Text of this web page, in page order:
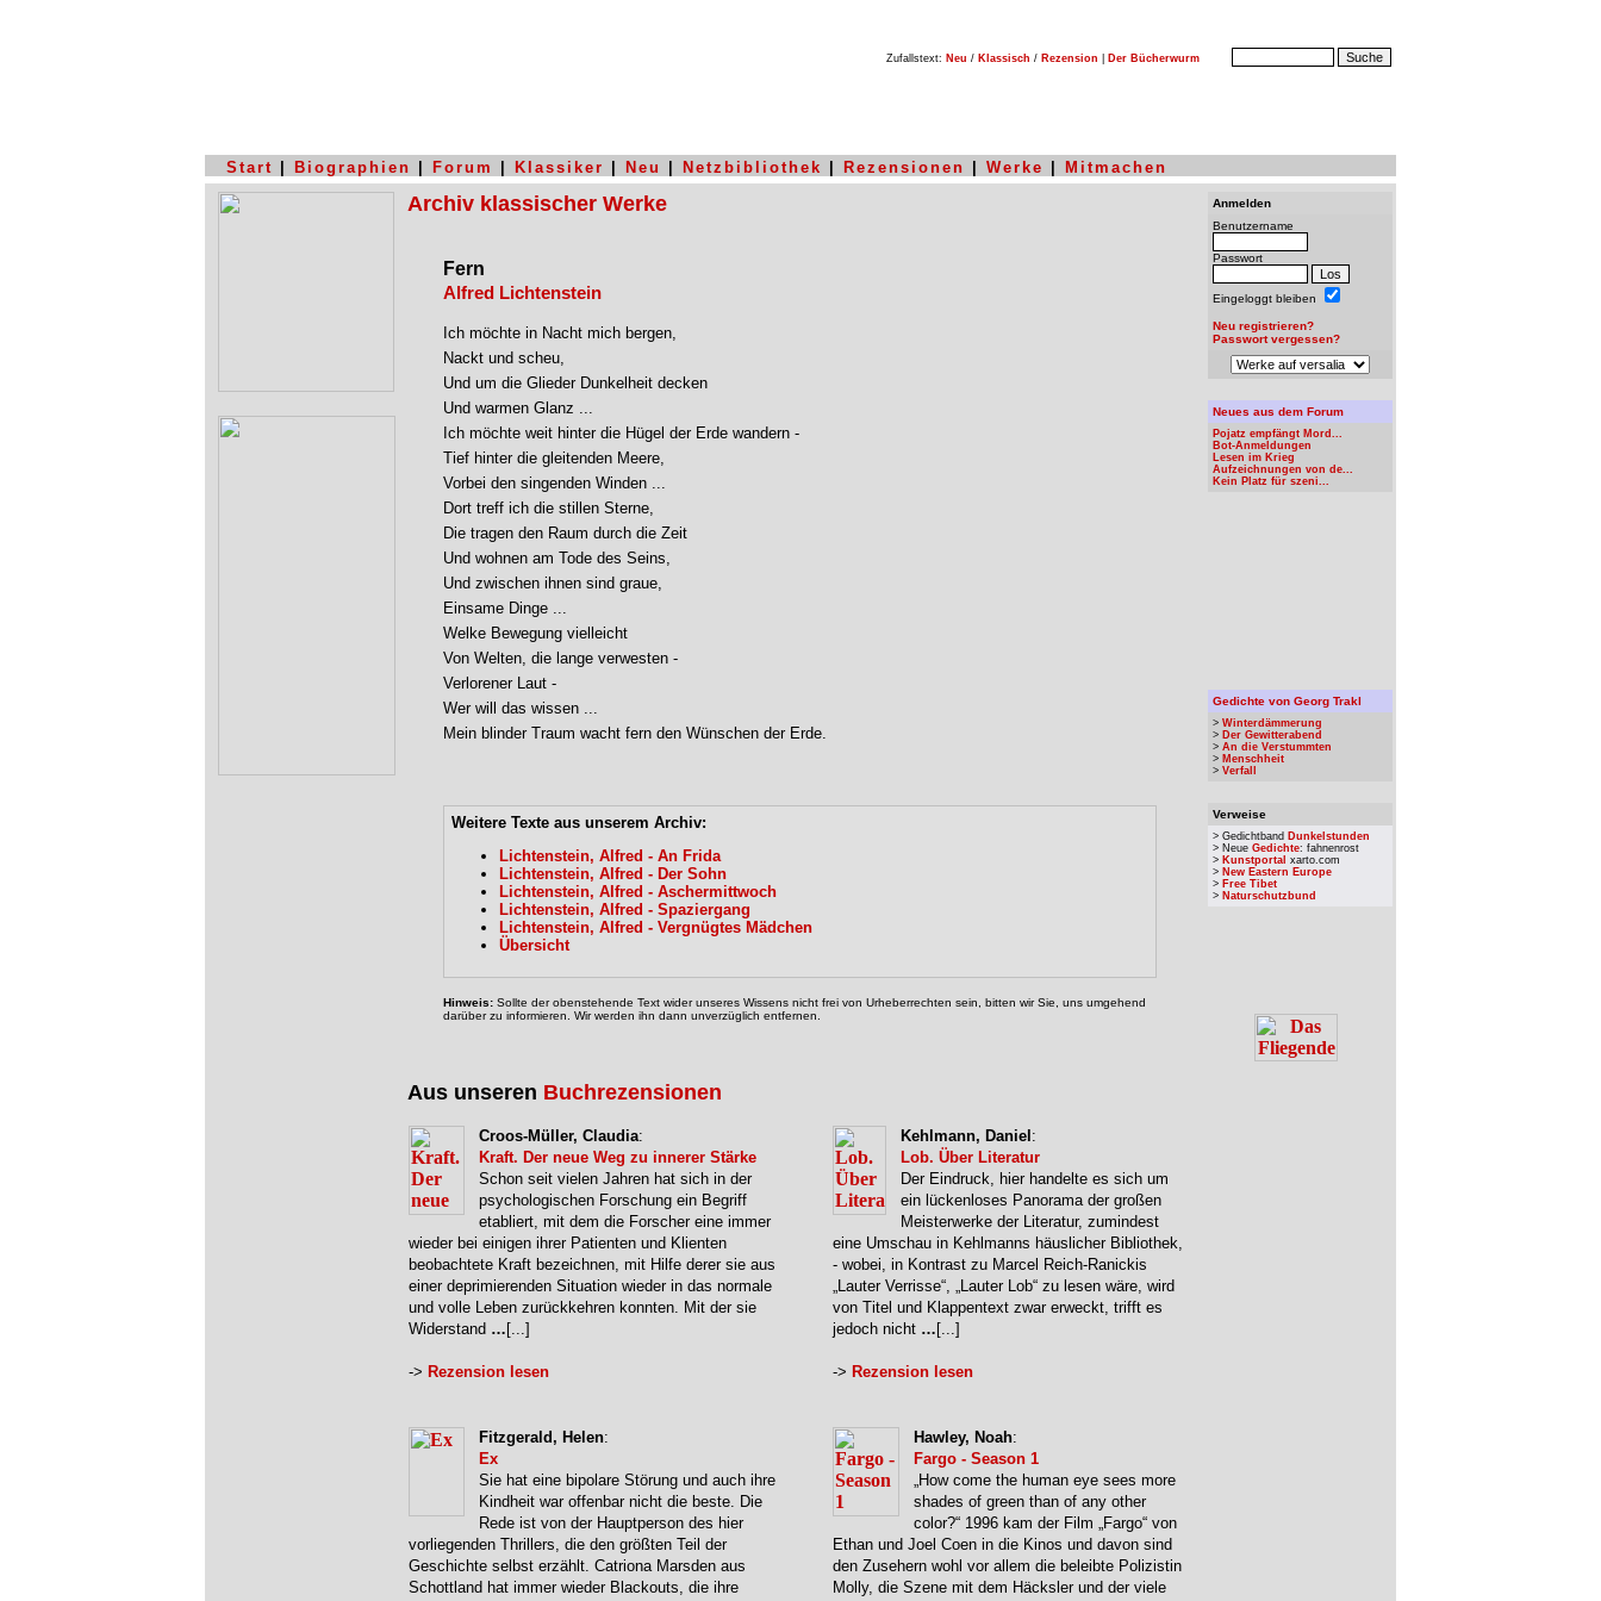
Zufallstext: Neu / Klassisch / Rezension Der Bücherwurm
Start Biographien Forum Klassiker Neu Netzbibliothek Rezensionen Werke Mitmachen
Archiv klassischer Werke
Fern
Alfred Lichtenstein
Ich möchte in Nacht mich bergen,
Nackt und scheu,
Und um die Glieder Dunkelheit decken
Und warmen Glanz ...
Ich möchte weit hinter die Hügel der Erde wandern -
Tief hinter die gleitenden Meere,
Vorbei den singenden Winden ...
Dort treff ich die stillen Sterne,
Die tragen den Raum durch die Zeit
Und wohnen am Tode des Seins,
Und zwischen ihnen sind graue,
Einsame Dinge ...
Welke Bewegung vielleicht
Von Welten, die lange verwesten -
Verlorener Laut -
Wer will das wissen ...
Mein blinder Traum wacht fern den Wünschen der Erde.
Weitere Texte aus unserem Archiv:
Lichtenstein, Alfred - An Frida
Lichtenstein, Alfred - Der Sohn
Lichtenstein, Alfred - Aschermittwoch
Lichtenstein, Alfred - Spaziergang
Lichtenstein, Alfred - Vergnügtes Mädchen
Übersicht
Hinweis: Sollte der obenstehende Text wider unseres Wissens nicht frei von Urheberrechten sein, bitten wir Sie, uns umgehend
darüber zu informieren. Wir werden ihn dann unverzüglich entfernen.
Aus unseren Buchrezensionen
Croos-Müller, Claudia:
Kraft. Der neue Weg zu innerer Stärke
Schon seit vielen Jahren hat sich in der
psychologischen Forschung ein Begriff
etabliert, mit dem die Forscher eine immer
wieder bei einigen ihrer Patienten und Klienten
beobachtete Kraft bezeichnen, mit Hilfe derer sie aus
einer deprimierenden Situation wieder in das normale
und volle Leben zurückkehren konnten. Mit der sie
Widerstand … [...]
-> Rezension lesen
Kehlmann, Daniel :
Lob. Über Literatur
Der Eindruck, hier handelte es sich um
ein lückenloses Panorama der großen
Meisterwerke der Literatur, zumindest
eine Umschau in Kehlmanns häuslicher Bibliothek,
- wobei, in Kontrast zu Marcel Reich-Ranickis
„Lauter Verrisse“, „Lauter Lob“ zu lesen wäre, wird
von Titel und Klappentext zwar erweckt, trifft es
jedoch nicht … [...]
-> Rezension lesen
Fitzgerald, Helen:
Ex
Sie hat eine bipolare Störung und auch ihre
Kindheit war offenbar nicht die beste. Die
Rede ist von der Hauptperson des hier
vorliegenden Thrillers, die den größten Teil der
Geschichte selbst erzählt. Catriona Marsden aus
Schottland hat immer wieder Blackouts, die ihre
Hawley, Noah:
Fargo - Season 1
„How come the human eye sees more
shades of green than of any other
color?“ 1996 kam der Film „Fargo“ von
Ethan und Joel Coen in die Kinos und davon sind
den Zusehern wohl vor allem die beleibte Polizistin
Molly, die Szene mit dem Häcksler und der viele
Anmelden
Benutzername
Passwort
Eingeloggt bleiben
Neu registrieren?
Passwort vergessen?
Neues aus dem Forum
Pojatz empfängt Mord...
Bot-Anmeldungen
Lesen im Krieg
Aufzeichnungen von de...
Kein Platz für szeni...
Gedichte von Georg Trakl
> Winterdämmerung
> Der Gewitterabend
> An die Verstummten
> Menschheit
> Verfall
Verweise
> Gedichtband Dunkelstunden
> Neue Gedichte: fahnenrost
> Kunstportal xarto.com
> New Eastern Europe
> Free Tibet
> Naturschutzbund